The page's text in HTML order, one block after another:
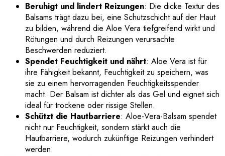
Beruhigt und lindert Reizungen: Die dicke Textur des
Balsams trägt dazu bei, eine Schutzschicht auf der Haut
zu bilden, während die Aloe Vera tiefgreifend wirkt und
Rötungen und durch Reizungen verursachte
Beschwerden reduziert.
Spendet Feuchtigkeit und nährt: Aloe Vera ist für
ihre Fähigkeit bekannt, Feuchtigkeit zu speichern, was
sie zu einem hervorragenden Feuchtigkeitsspender
macht. Der Balsam ist dichter als das Gel und eignet sich
ideal für trockene oder rissige Stellen.
Schützt die Hautbarriere: Aloe-Vera-Balsam spendet
nicht nur Feuchtigkeit, sondern stärkt auch die
Hautbarriere, wodurch zukünftige Reizungen verhindert
werden.